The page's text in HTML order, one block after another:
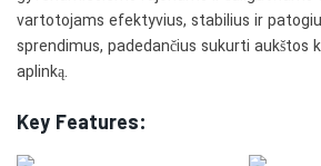
vartotojams efektyvius, stabilius ir
sprendimus, padedančius sukurti aukštos
aplinką.
Key Features: